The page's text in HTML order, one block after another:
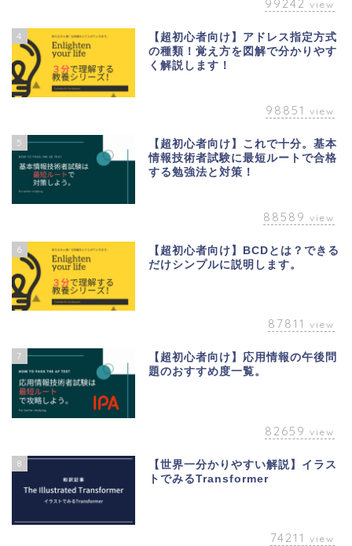
99242 view
4
【超初心者向け】アドレス指定方式
の種類！覚え方を図解で分かりやす
く解説します！
98851 view
5
【超初心者向け】これで十分。基本
情報技術者試験に最短ルートで合格
する勉強法と対策！
88589 view
6
【超初心者向け】BCDとは？できる
だけシンプルに説明します。
87811 view
7
【超初心者向け】応用情報の午後問
題のおすすめ度一覧。
82659 view
8
【世界一分かりやすい解説】イラス
トでみるTransformer
74211 view